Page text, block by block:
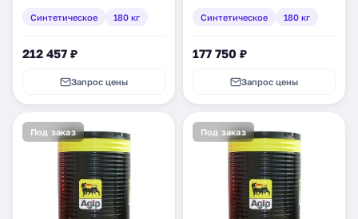
Синтетическое 180 кг
212 457 ₽
Запрос цены
Синтетическое 180 кг
177 750 ₽
Запрос цены
Под заказ Под заказ